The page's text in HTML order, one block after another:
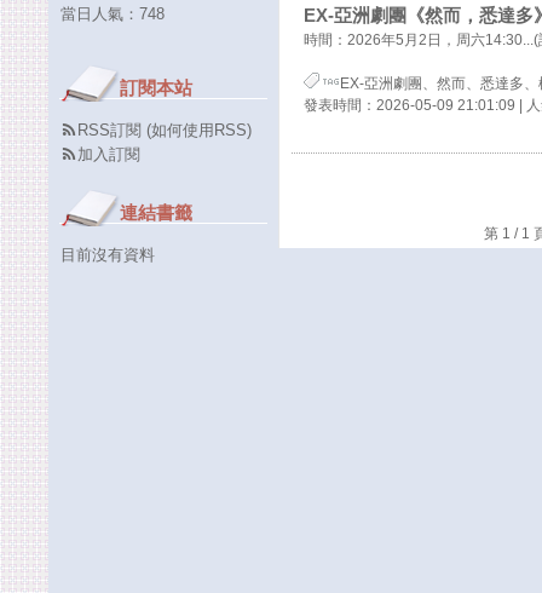
EX-亞洲劇團《然而，悉達多
時間：2026年5月2日，周六14:30...(
EX-亞洲劇團 、 然而、 悉達多、
發表時間：2026-05-09 21:01:09 |
第 1 /
當日人氣： 748
訂閱本站
RSS訂閱 (如何使用RSS)
加入訂閱
連結書籤
目前沒有資料